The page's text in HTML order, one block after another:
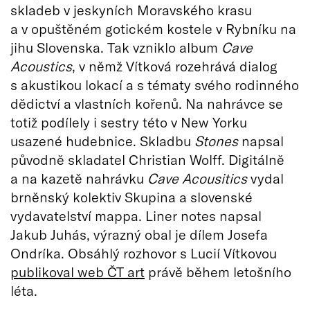
skladeb v jeskyních Moravského krasu
a v opuštěném gotickém kostele v Rybníku na
jihu Slovenska. Tak vzniklo album Cave
Acoustics, v němž Vítková rozehrává dialog
s akustikou lokací a s tématy svého rodinného
dědictví a vlastních kořenů. Na nahrávce se
totiž podílely i sestry této v New Yorku
usazené hudebnice. Skladbu Stonesnapsal
původně skladatel Christian Wolff. Digitálně
a na kazetě nahrávku Cave Acousiticsvydal
brněnský kolektiv Skupina a slovenské
vydavatelství mappa. Liner notes napsal
Jakub Juhás, výrazný obal je dílem Josefa
Ondríka. Obsáhlý rozhovor s Lucií Vítkovou
publikoval web ČT art právě během letošního
léta.